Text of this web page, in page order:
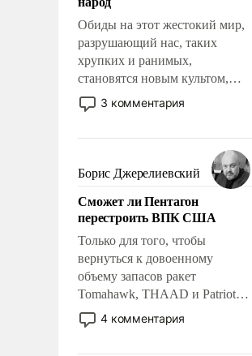
Обиды на этот жестокий мир,
разрушающий нас, таких
хрупких и ранимых,
становятся новым культом,
постепенно вытесняя и
отменяя традиционное
мужественным и твердым под
ударами судьбы, брать на себя
ответственность, помогать
слабым, идти вперед и
адаптироваться.
3 комментария
Борис Джерелиевский
Сможет ли Пентагон
перестроить ВПК США
Только для того, чтобы
вернуться к довоенному
объему запасов ракет
Tomahawk, THAAD и Patriot
США потребуется более трех
лет. Даже небольшая война с
4 комментария